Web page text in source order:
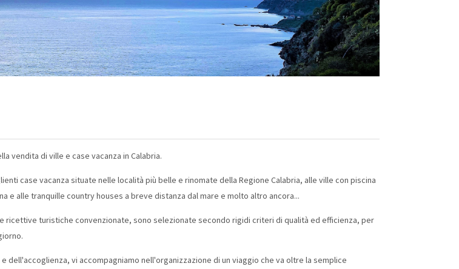
vendita di ville e case vacanza in Calabria.
case vacanza situate nelle località più belle e rinomate della Regione Calabria, alle ville con piscina
e alle tranquille country houses a breve distanza dal mare e molto altro ancora...
ricettive turistiche convenzionate, sono selezionate secondo rigidi criteri di qualità ed efficienza, per
vi accompagniamo nell'organizzazione di un viaggio che va oltre la semplice